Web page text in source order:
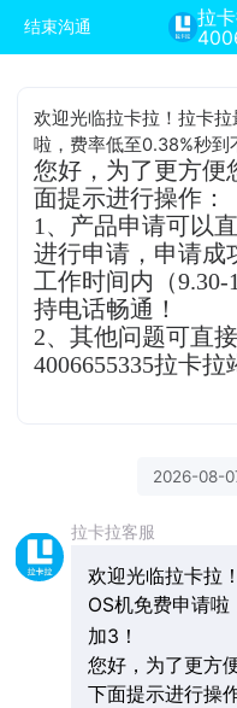
结束沟通
拉
欢迎光临拉卡拉！拉卡
啦，费率低至0.38%秒到
您好，为了更方便
面提示进行操作：
1、产品申请可以
进行申请，申请成
工作时间内（
持电话畅通！
2、其他问题可直
4006655335拉卡拉
2026-08-
拉卡拉客服
欢迎光临拉卡拉
OS机免费申请
加3！
您好，为了更方
下面提示进行操